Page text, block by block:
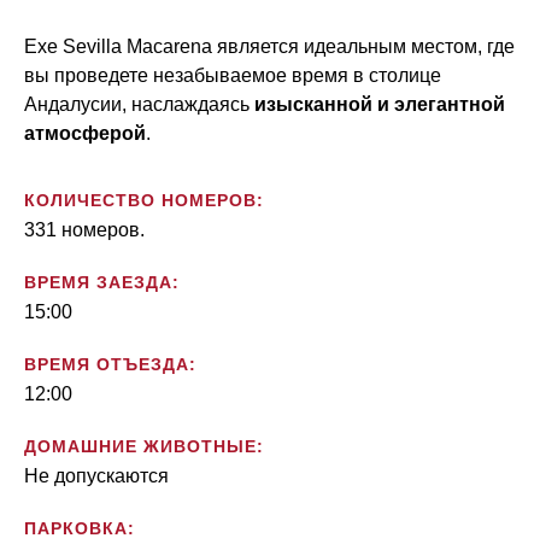
Exe Sevilla Macarena является идеальным местом, где
вы проведете незабываемое время в столице
Андалусии, наслаждаясь изысканной и элегантной
атмосферой.
КОЛИЧЕСТВО НОМЕРОВ:
331 номеров.
ВРЕМЯ ЗАЕЗДА:
15:00
ВРЕМЯ ОТЪЕЗДА:
12:00
ДОМАШНИЕ ЖИВОТНЫЕ:
Не допускаются
ПАРКОВКА: